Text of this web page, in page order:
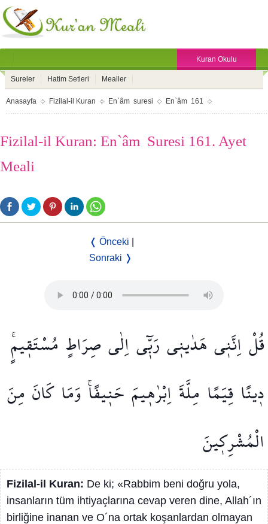
Kuran Okulu
Sureler Hatim Setleri Mealler
Anasayfa Fizilal-il Kuran En`âm suresi En`âm 161
Fizilal-il Kuran: En`âm Suresi 161. Ayet
Meali
❬ Önceki
Sonraki ❭
قُلْاِنَّن۪ي هَدٰين۪ي رَبّ۪ٓياِلٰىصِرَاطٍ مُسْتَق۪يمٍۚ
د۪ينًا قِيَمًا مِلَّةَاِبْرٰه۪يمَ حَن۪يفًاۚوَمَا كَانَ مِنَ
الْمُشْرِك۪ينَ
Fizilal-il Kuran: De ki; «Rabbim beni doğru yola,
insanların tüm ihtiyaçlarına cevap veren dine, Allah´ın
birliğine inanan ve O´na ortak koşanlardan olmayan